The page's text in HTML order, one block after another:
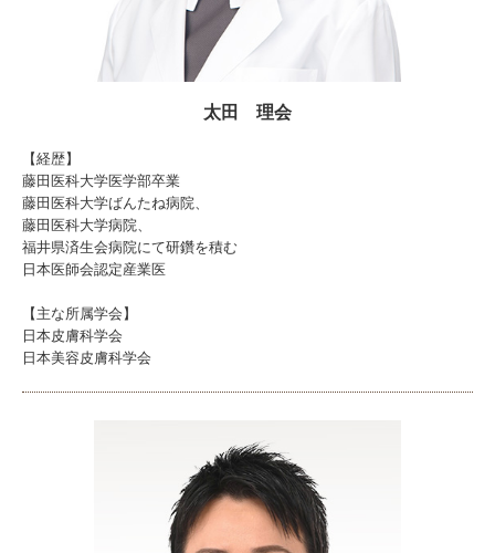
太田 理会
【経歴】
藤田医科大学医学部卒業
藤田医科大学ばんたね病院、
藤田医科大学病院、
福井県済生会病院にて研鑽を積む
日本医師会認定産業医
【主な所属学会】
日本皮膚科学会
日本美容皮膚科学会